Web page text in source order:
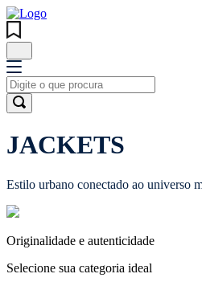
JACKETS
Estilo urbano conectado ao universo
Originalidade e autenticidade
Selecione sua categoria ideal